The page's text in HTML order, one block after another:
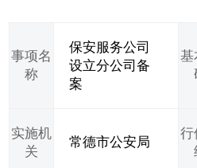
事项名
称
保安服务公司
设立分公司备
案
基
实施机
关
常德市公安局
行